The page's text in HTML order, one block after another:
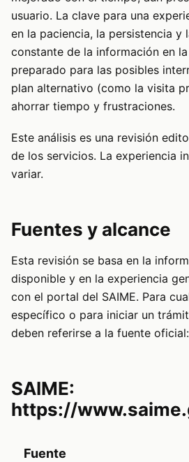
usuario. La clave para una
en la paciencia, la persistencia y
constante de la información en
preparado para las posibles
plan alternativo (como la visita
ahorrar tiempo y frustraciones.
Este análisis es una revisión
de los servicios. La experiencia
variar.
Fuentes y alcance
Esta revisión se basa en la
disponible y en la experiencia
con el portal del SAIME. Para
específico o para iniciar un
deben referirse a la fuente oficial:
SAIME:
https://
Fuente